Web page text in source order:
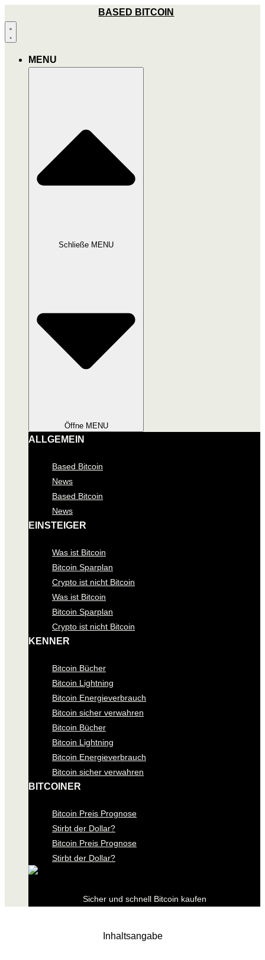
Inhalt
wechseln
BASED BITCOIN
MENU
Schließe MENU
Öffne MENU
ALLGEMEIN
Based Bitcoin
News
Based Bitcoin
News
EINSTEIGER
Was ist Bitcoin
Bitcoin Sparplan
Crypto ist nicht Bitcoin
Was ist Bitcoin
Bitcoin Sparplan
Crypto ist nicht Bitcoin
KENNER
Bitcoin Bücher
Bitcoin Lightning
Bitcoin Energieverbrauch
Bitcoin sicher verwahren
Bitcoin Bücher
Bitcoin Lightning
Bitcoin Energieverbrauch
Bitcoin sicher verwahren
BITCOINER
Bitcoin Preis Prognose
Stirbt der Dollar?
Bitcoin Preis Prognose
Stirbt der Dollar?
Sicher und schnell Bitcoin kaufen
Inhaltsangabe